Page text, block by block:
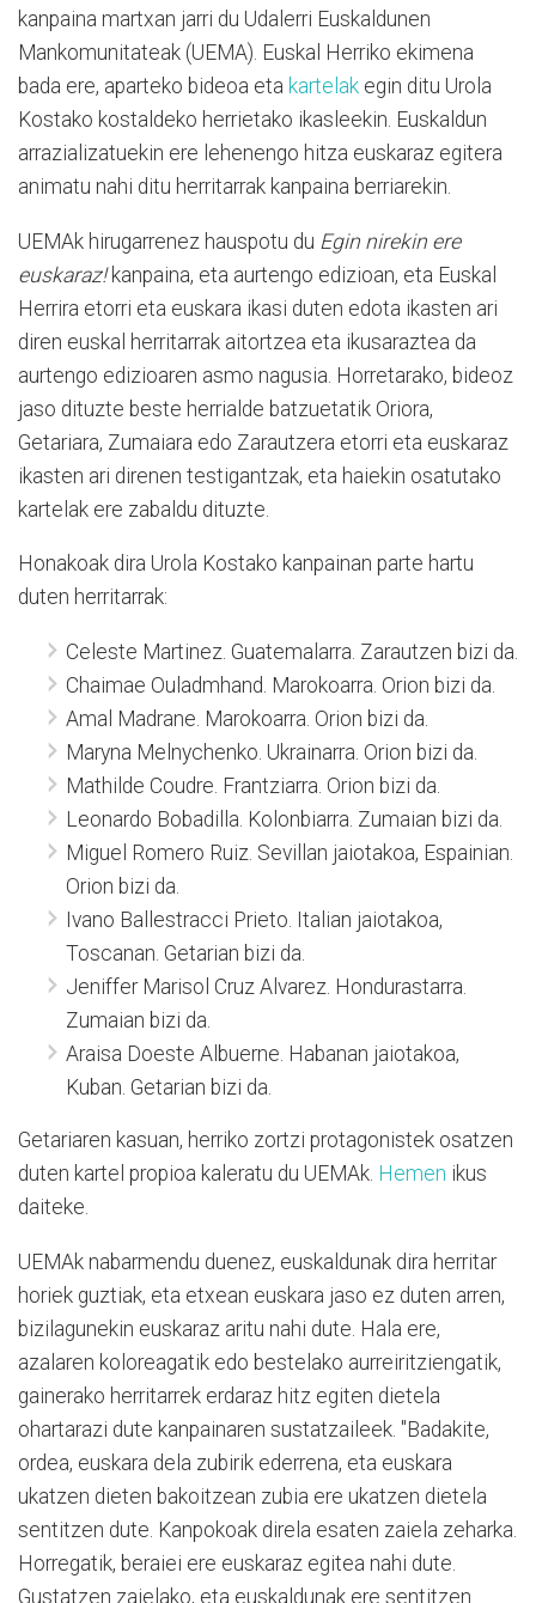
kanpaina martxan jarri du Udalerri Euskaldunen
Mankomunitateak (UEMA). Euskal Herriko ekimena
bada ere, aparteko bideoa eta kartelak egin ditu Urola
Kostako kostaldeko herrietako ikasleekin. Euskaldun
arrazializatuekin ere lehenengo hitza euskaraz egitera
animatu nahi ditu herritarrak kanpaina berriarekin.
UEMAk hirugarrenez hauspotu du Egin nirekin ere
euskaraz!kanpaina, eta aurtengo edizioan, eta Euskal
Herrira etorri eta euskara ikasi duten edota ikasten ari
diren euskal herritarrak aitortzea eta ikusaraztea da
aurtengo edizioaren asmo nagusia. Horretarako, bideoz
jaso dituzte beste herrialde batzuetatik Oriora,
Getariara, Zumaiara edo Zarautzera etorri eta euskaraz
ikasten ari direnen testigantzak, eta haiekin osatutako
kartelak ere zabaldu dituzte.
Honakoak dira Urola Kostako kanpainan parte hartu
duten herritarrak:
Celeste Martinez. Guatemalarra. Zarautzen bizi da.
Chaimae Ouladmhand. Marokoarra. Orion bizi da.
Amal Madrane. Marokoarra. Orion bizi da.
Maryna Melnychenko. Ukrainarra. Orion bizi da.
Mathilde Coudre. Frantziarra. Orion bizi da.
Leonardo Bobadilla. Kolonbiarra. Zumaian bizi da.
Miguel Romero Ruiz. Sevillan jaiotakoa, Espainian.
Orion bizi da.
Ivano Ballestracci Prieto. Italian jaiotakoa,
Toscanan. Getarian bizi da.
Jeniffer Marisol Cruz Alvarez. Hondurastarra.
Zumaian bizi da.
Araisa Doeste Albuerne. Habanan jaiotakoa,
Kuban. Getarian bizi da.
Getariaren kasuan, herriko zortzi protagonistek osatzen
duten kartel propioa kaleratu du UEMAk. Hemen ikus
daiteke.
UEMAk nabarmendu duenez, euskaldunak dira herritar
horiek guztiak, eta etxean euskara jaso ez duten arren,
bizilagunekin euskaraz aritu nahi dute. Hala ere,
azalaren koloreagatik edo bestelako aurreiritziengatik,
gainerako herritarrek erdaraz hitz egiten dietela
ohartarazi dute kanpainaren sustatzaileek. "Badakite,
ordea, euskara dela zubirik ederrena, eta euskara
ukatzen dieten bakoitzean zubia ere ukatzen dietela
sentitzen dute. Kanpokoak direla esaten zaiela zeharka.
Horregatik, beraiei ere euskaraz egitea nahi dute.
Gustatzen zaielako, eta euskaldunak ere sentitzen